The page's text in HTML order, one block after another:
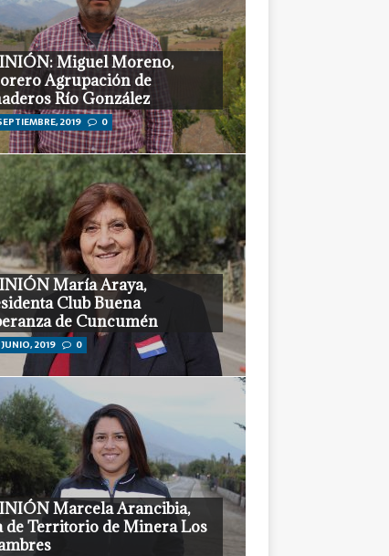
Miguel Moreno,
Agrupación de
Río González
2019 0
María Araya,
Club Buena
de Cuncumén
2019 0
Marcela Arancibia,
de Territorio de Minera Los